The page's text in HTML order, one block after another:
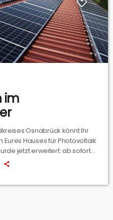
im
Osnabrück könnt Ihr
Hauses für Photovoltaik
jetzt erweitert: ab sofort
und von
Wie die Karte funktioniert